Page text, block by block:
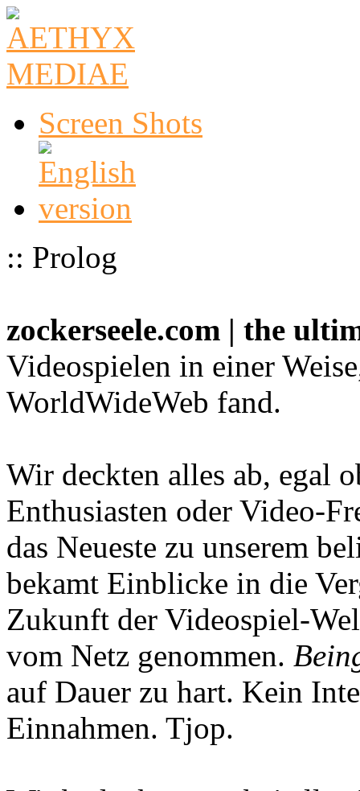
Screen Shots
:: Prolog
zockerseele.com | the
Videospielen in einer
WorldWideWeb fand.
Wir deckten alles ab, egal
Enthusiasten oder Video-
das Neueste zu unserem
bekamt Einblicke in die
Zukunft der Videospiel-
vom Netz genommen.
auf Dauer zu hart. Kein
Einnahmen. Tjop.